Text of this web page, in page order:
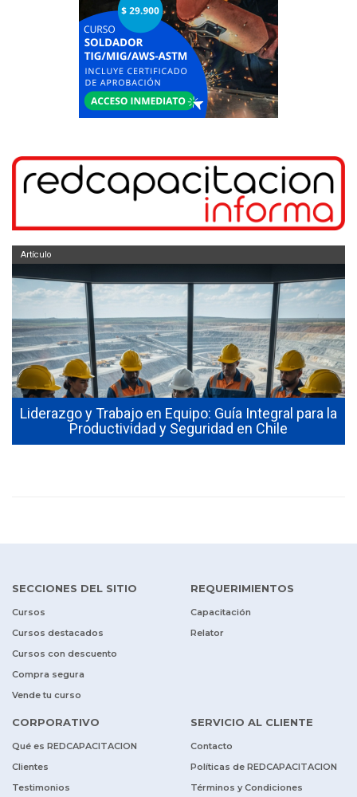
Liderazgo y Trabajo en Equipo: Guía Integral para la
Productividad y Seguridad en Chile
Artículo
SECCIONES DEL SITIO
Cursos
Cursos destacados
Cursos con descuento
Compra segura
Vende tu curso
REQUERIMIENTOS
Capacitación
Relator
CORPORATIVO
Qué es REDCAPACITACION
Clientes
Testimonios
SERVICIO AL CLIENTE
Contacto
Políticas de REDCAPACITACION
Términos y Condiciones